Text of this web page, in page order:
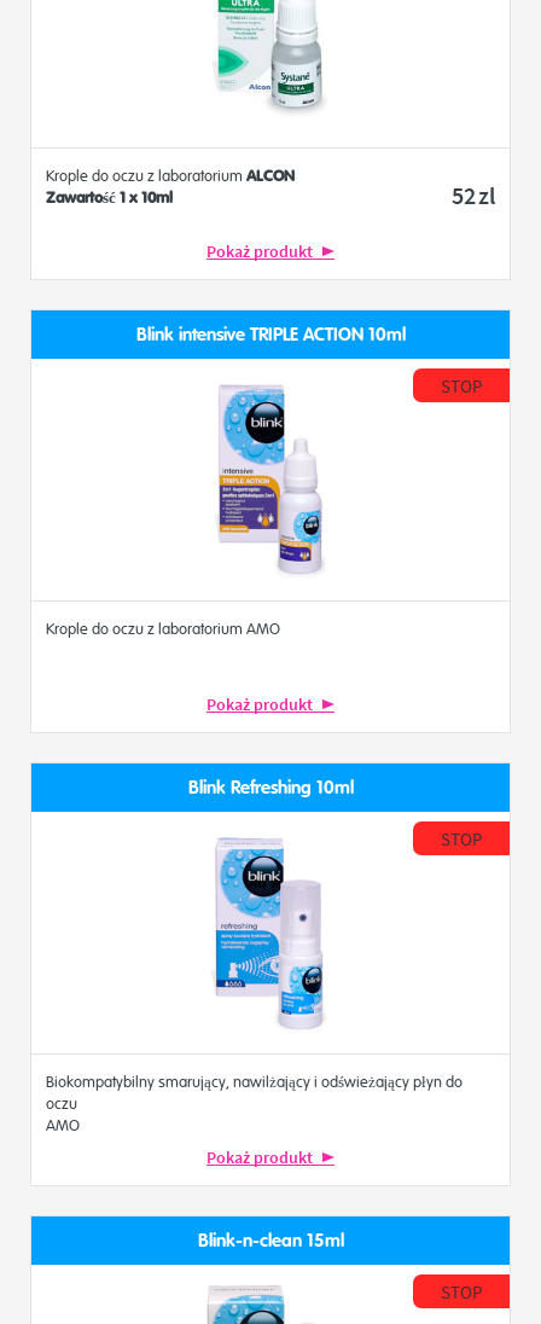
Krople do oczu z laboratorium ALCON
Zawartość 1 x 10ml
52zl
Pokaż produkt
Blink intensive TRIPLE ACTION 10ml
STOP
Krople do oczu z laboratorium AMO
Pokaż produkt
Blink Refreshing 10ml
STOP
Biokompatybilny smarujący, nawilżający i odświeżający płyn do
oczu
AMO
Pokaż produkt
Blink-n-clean 15ml
STOP